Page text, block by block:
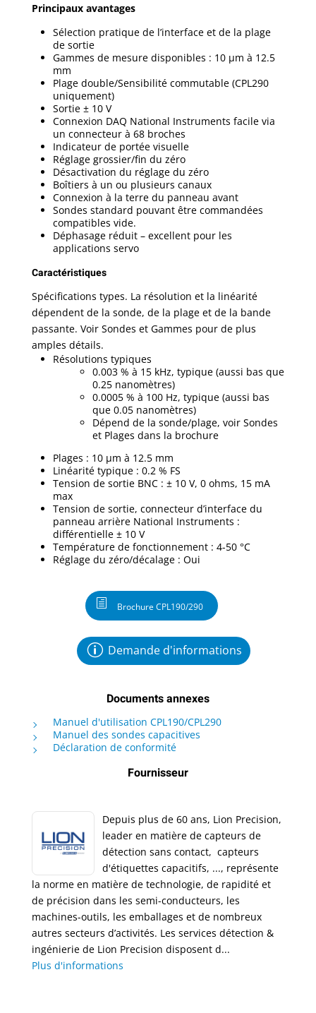
Principaux avantages
Sélection pratique de l’interface et de la plage
de sortie
Gammes de mesure disponibles : 10 µm à 12.5
mm
Plage double/Sensibilité commutable (CPL290
uniquement)
Sortie ± 10 V
Connexion DAQ National Instruments facile via
un connecteur à 68 broches
Indicateur de portée visuelle
Réglage grossier/fin du zéro
Désactivation du réglage du zéro
Boîtiers à un ou plusieurs canaux
Connexion à la terre du panneau avant
Sondes standard pouvant être commandées
compatibles vide.
Déphasage réduit – excellent pour les
applications servo
Caractéristiques
Spécifications types. La résolution et la linéarité
dépendent de la sonde, de la plage et de la bande
passante. Voir Sondes et Gammes pour de plus
amples détails.
Résolutions typiques
0.003 % à 15 kHz, typique (aussi bas que
0.25 nanomètres)
0.0005 % à 100 Hz, typique (aussi bas
que 0.05 nanomètres)
Dépend de la sonde/plage, voir Sondes
et Plages dans la brochure
Plages : 10 µm à 12.5 mm
Linéarité typique : 0.2 % FS
Tension de sortie BNC : ± 10 V, 0 ohms, 15 mA
max
Tension de sortie, connecteur d’interface du
panneau arrière National Instruments :
différentielle ± 10 V
Température de fonctionnement : 4-50 °C
Réglage du zéro/décalage : Oui
Brochure CPL190/290
Demande d'informations
Documents annexes
Manuel d'utilisation CPL190/CPL290
Manuel des sondes capacitives
Déclaration de conformité
Fournisseur
Depuis plus de 60 ans, Lion Precision,
leader en matière de capteurs de
détection sans contact, capteurs
d'étiquettes capacitifs, ..., représente
la norme en matière de technologie, de rapidité et
de précision dans les semi-conducteurs, les
machines-outils, les emballages et de nombreux
autres secteurs d’activités. Les services détection &
ingénierie de Lion Precision disposent d...
Plus d'informations